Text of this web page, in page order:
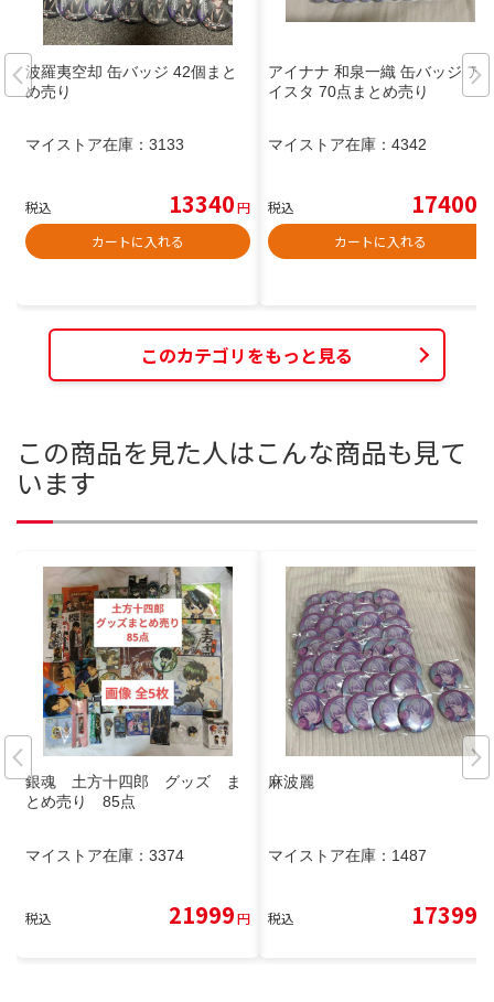
波羅夷空却 缶バッジ 42個まと
め売り
マイストア在庫： 3133
税込 13340円
カートに入れる
アイナナ 和泉一織 缶バッジ ア
イスタ 70点まとめ売り
マイストア在庫： 4342
税込 17400
カートに入れる
このカテゴリをもっと見る
この商品を見た人はこんな商品も見て
います
銀魂 土方十四郎 グッズ ま
とめ売り 85点
マイストア在庫： 3374
税込 21999円
麻波麗
マイストア在庫： 1487
税込 17399